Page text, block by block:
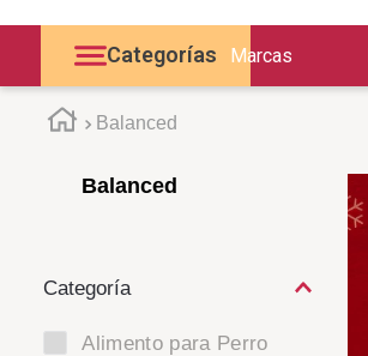
Categorías Marcas
Balanced
Balanced
Alimento para Perro